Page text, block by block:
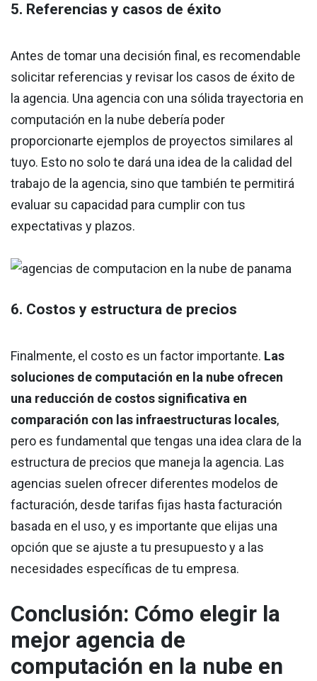
5. Referencias y casos de éxito
Antes de tomar una decisión final, es recomendable
solicitar referencias y revisar los casos de éxito de
la agencia. Una agencia con una sólida trayectoria en
computación en la nube debería poder
proporcionarte ejemplos de proyectos similares al
tuyo. Esto no solo te dará una idea de la calidad del
trabajo de la agencia, sino que también te permitirá
evaluar su capacidad para cumplir con tus
expectativas y plazos.
6. Costos y estructura de precios
Finalmente, el costo es un factor importante. Las
soluciones de computación en la nube ofrecen
una reducción de costos significativa en
comparación con las infraestructuras locales,
pero es fundamental que tengas una idea clara de la
estructura de precios que maneja la agencia. Las
agencias suelen ofrecer diferentes modelos de
facturación, desde tarifas fijas hasta facturación
basada en el uso, y es importante que elijas una
opción que se ajuste a tu presupuesto y a las
necesidades específicas de tu empresa.
Conclusión: Cómo elegir la
mejor agencia de
computación en la nube en